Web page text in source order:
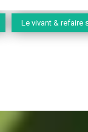
Le vivant & refaire